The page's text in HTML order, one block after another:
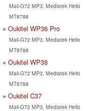
Mali-G72 MP3, Mediatek Helio
MT8788
Oukitel WP36 Pro
Mali-G72 MP3, Mediatek Helio
MT8788
Oukitel WP38
Mali-G72 MP3, Mediatek Helio
MT8788
Oukitel C37
Mali-G72 MP3, Mediatek Helio